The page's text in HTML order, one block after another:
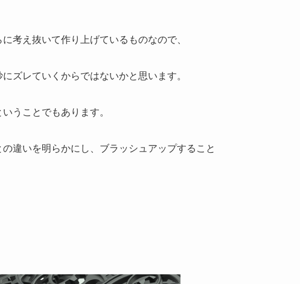
考え抜いて作り上げているものなので、
ズレていくからではないかと思います。
うことでもあります。
違いを明らかにし、ブラッシュアップすること